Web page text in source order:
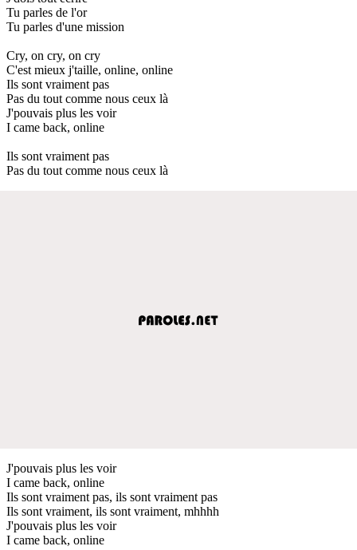
Tu parles de l'or
Tu parles d'une mission
Cry, on cry, on cry
C'est mieux j'taille, online, online
Ils sont vraiment pas
Pas du tout comme nous ceux là
J'pouvais plus les voir
I came back, online
Ils sont vraiment pas
Pas du tout comme nous ceux là
J'pouvais plus les voir
I came back, online
Ils sont vraiment pas, ils sont vraiment pas
Ils sont vraiment, ils sont vraiment, mhhhh
J'pouvais plus les voir
I came back, online